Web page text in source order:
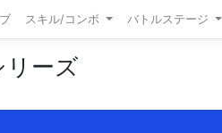
スキル/コンボ バトルステージ
ーズ